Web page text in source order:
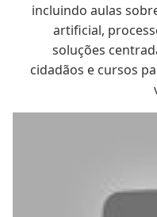
incluindo aulas
artificial,
soluções
cidadãos e cursos